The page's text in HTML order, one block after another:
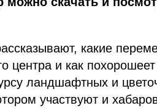
какие
центра и как
ландшафтных и
участвуют и